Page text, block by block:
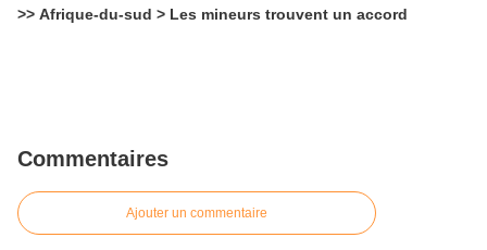
>> Afrique-du-sud > Les mineurs trouvent un accord
Commentaires
Ajouter un commentaire